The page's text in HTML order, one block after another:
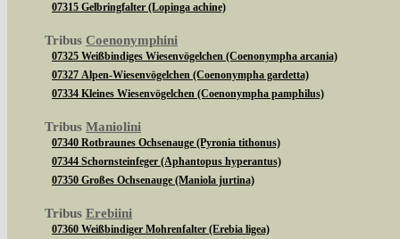
07315 Gelbringfalter (Lopinga achine)
Tribus Coenonymphini
07325 Weißbindiges Wiesenvögelchen (Coenonympha arcania)
07327 Alpen-Wiesenvögelchen (Coenonympha gardetta)
07334 Kleines Wiesenvögelchen (Coenonympha pamphilus)
Tribus Maniolini
07340 Rotbraunes Ochsenauge (Pyronia tithonus)
07344 Schornsteinfeger (Aphantopus hyperantus)
07350 Großes Ochsenauge (Maniola jurtina)
Tribus Erebiini
07360 Weißbindiger Mohrenfalter (Erebia ligea)